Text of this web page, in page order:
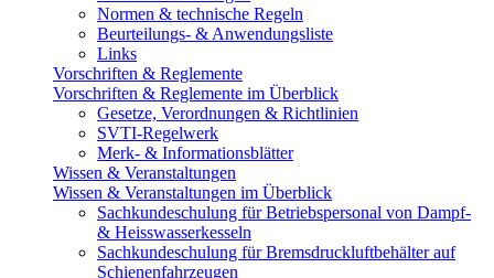
Normen & technische Regeln
Beurteilungs- & Anwendungsliste
Links
Vorschriften & Reglemente
Vorschriften & Reglemente im Überblick
Gesetze, Verordnungen & Richtlinien
SVTI-Regelwerk
Merk- & Informationsblätter
Wissen & Veranstaltungen
Wissen & Veranstaltungen im Überblick
Sachkundeschulung für Betriebspersonal von Dampf-
& Heisswasserkesseln
Sachkundeschulung für Bremsdruckluftbehälter auf
Schienenfahrzeugen